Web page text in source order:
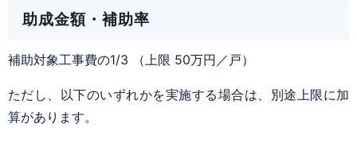
助成金額・補助率
補助対象工事費の1/3 （上限 50万円／戸）
ただし、以下のいずれかを実施する場合は、別途上限に加
算があります。